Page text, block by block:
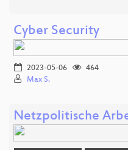
Cyber Security
2023-05-06
464
Max S.
Netzpolitische